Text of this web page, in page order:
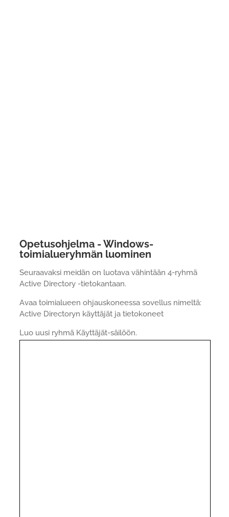
Opetusohjelma - Windows-
toimialueryhmän luominen
Seuraavaksi meidän on luotava vähintään 4-ryhmä
Active Directory -tietokantaan.
Avaa toimialueen ohjauskoneessa sovellus nimeltä:
Active Directoryn käyttäjät ja tietokoneet
Luo uusi ryhmä Käyttäjät-säilöön.